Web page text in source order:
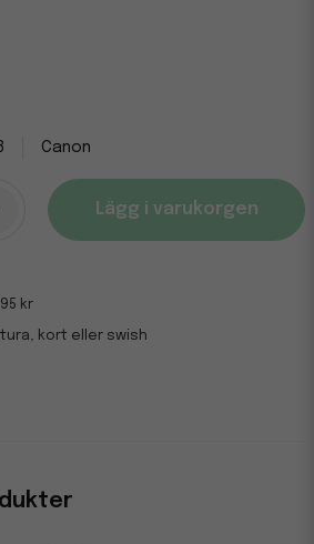
Canon
Lägg i varukorgen
kr
kort eller swish